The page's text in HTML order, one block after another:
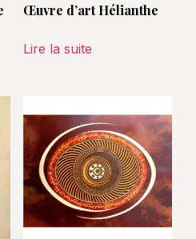
Œuvre d’art Hélianthe
Lire la suite